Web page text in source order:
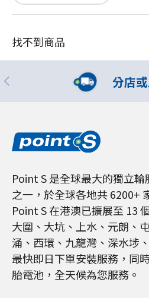
找不到商品
分店
Point S 是全球最大的獨立
之一，於全球各地共 6200+
Point S 在港澳已擴展至 13
大圍、大坑、上水、元朗、
涌、西環、九龍灣、深水埗
最快即日下單安裝服務，同
胎電池，全天候為您服務。